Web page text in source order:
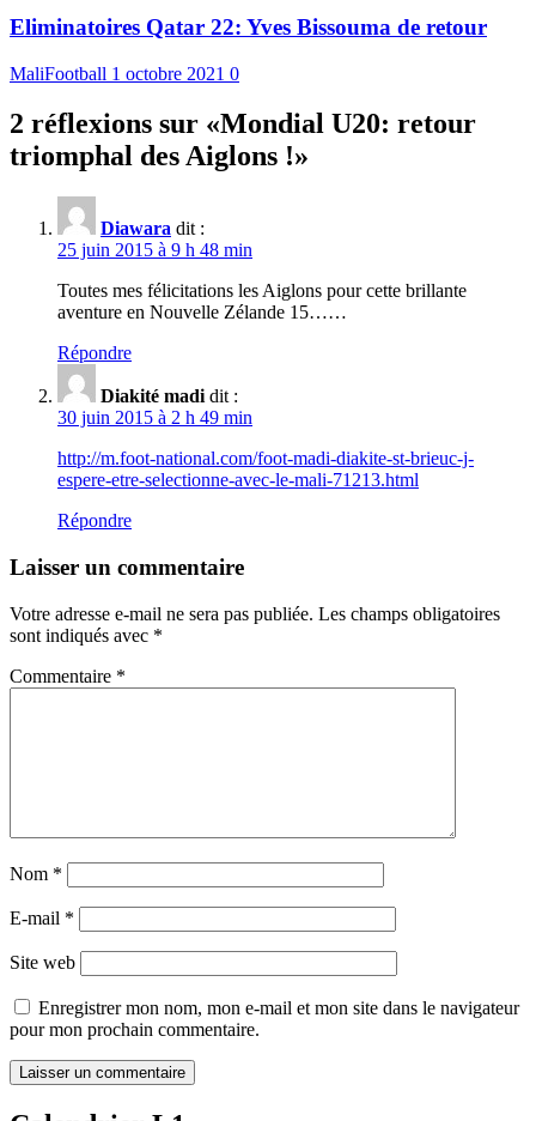
Eliminatoires Qatar 22: Yves Bissouma de retour
MaliFootball 1 octobre 2021 0
2 réflexions sur «Mondial U20: retour
triomphal des Aiglons !»
Diawara dit :
25 juin 2015 à 9 h 48 min
Toutes mes félicitations les Aiglons pour cette brillante
aventure en Nouvelle Zélande 15……
Répondre
Diakité madi dit :
30 juin 2015 à 2 h 49 min
http://m.foot-national.com/foot-madi-diakite-st-brieuc-j-
espere-etre-selectionne-avec-le-mali-71213.html
Répondre
Laisser un commentaire
Votre adresse e-mail ne sera pas publiée. Les champs obligatoires
sont indiqués avec *
Commentaire *
Nom *
E-mail *
Site web
Enregistrer mon nom, mon e-mail et mon site dans le navigateur
pour mon prochain commentaire.